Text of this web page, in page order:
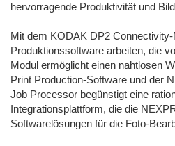
hervorragende Produktivität und
Mit dem KODAK DP2
Produktionssoftware arbeiten, die
Modul ermöglicht einen nahtlosen
Print Production-Software und der
Job Processor begünstigt eine
Integrationsplattform, die die
Softwarelösungen für die Foto-